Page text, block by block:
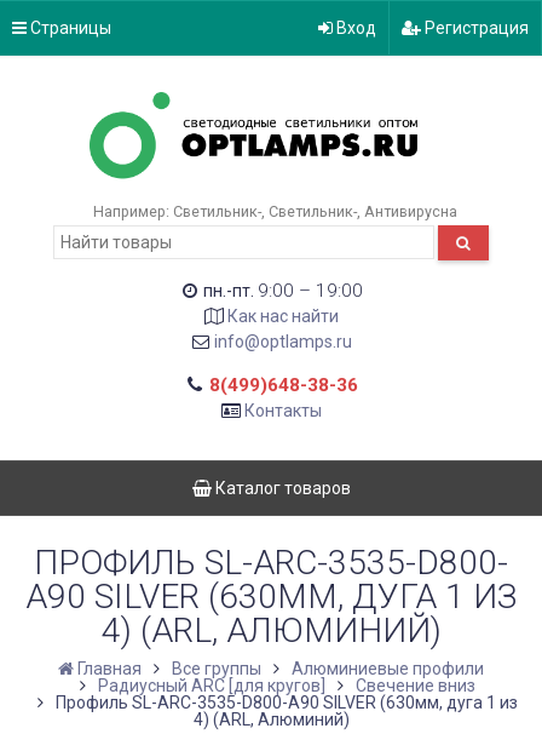
Страницы Вход Регистрация
Например: Светильник- Светильник- Антивирусна
пн.-пт. 9:00 – 19:00
Как нас найти
info@optlamps.ru
8(499)648-38-36
Контакты
Каталог товаров
ПРОФИЛЬ SL-ARC-3535-D800-
A90 SILVER (630ММ, ДУГА 1 ИЗ
4) (ARL, АЛЮМИНИЙ)
Главная Все группы
Алюминиевые профили
Радиусный ARC [для кругов]
Свечение вниз
Профиль SL-ARC-3535-D800-A90 SILVER (630мм, дуга 1 из
4) (ARL, Алюминий)